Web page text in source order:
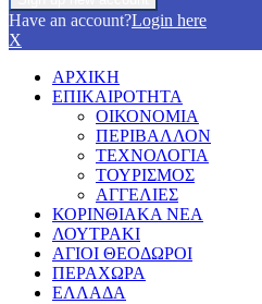
Have an account?Login here
X
ΑΡΧΙΚΗ
ΕΠΙΚΑΙΡΟΤΗΤΑ
ΟΙΚΟΝΟΜΙΑ
ΠΕΡΙΒΑΛΛΟΝ
ΤΕΧΝΟΛΟΓΙΑ
ΤΟΥΡΙΣΜΟΣ
ΑΓΓΕΛΙΕΣ
ΚΟΡΙΝΘΙΑΚΑ ΝΕΑ
ΛΟΥΤΡΑΚΙ
ΑΓΙΟΙ ΘΕΟΔΩΡΟΙ
ΠΕΡΑΧΩΡΑ
ΕΛΛΑΔΑ